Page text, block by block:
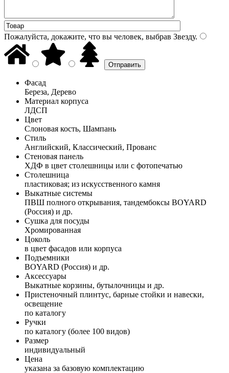
Пожалуйста, докажите, что вы человек, выбрав Звезду.
Фасад
Береза, Дерево
Материал корпуса
ЛДСП
Цвет
Слоновая кость, Шампань
Стиль
Английский, Классический, Прованс
Стеновая панель
ХДФ в цвет столешницы или с фотопечатью
Столешница
пластиковая; из искусственного камня
Выкатные системы
ПВШ полного открывания, тандембоксы BOYARD
(Россия) и др.
Сушка для посуды
Хромированная
Цоколь
в цвет фасадов или корпуса
Подъемники
BOYARD (Россия) и др.
Аксессуары
Выкатные корзины, бутылочницы и др.
Пристеночный плинтус, барные стойки и навески,
освещение
по каталогу
Ручки
по каталогу (более 100 видов)
Размер
индивидуальный
Цена
указана за базовую комплектацию